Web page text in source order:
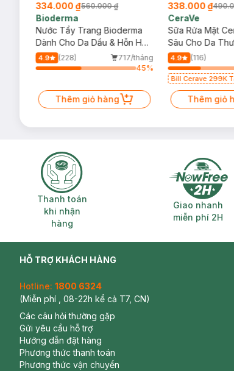
334.000 ₫560.000 ₫
Bioderma
Nước Tẩy Trang Bioderma
Dành Cho Da Dầu & Hỗn Hợp
500ml
4.9 (228)
717/tháng
45%
Thêm giỏ hàng
338.000 ₫
CeraVe
Sữa Rửa Mặt
Sâu Cho Da
Dầu 473ml
4.9 (116)
Bill Cerave 299K
Mặt Cerave 30ml
Thêm giỏ
Thanh toán khi nhận hàng
Thanh toán
khi nhận
hàng
Giao
Giao nhanh
miễn phí 2H
HỖ TRỢ KHÁCH HÀNG
Hotline: 1800 6324
(Miễn phí , 08-22h kể cả T7, CN)
Các câu hỏi thường gặp
Gửi yêu cầu hỗ trợ
Hướng dẫn đặt hàng
Phương thức thanh toán
Phương thức vận chuyển